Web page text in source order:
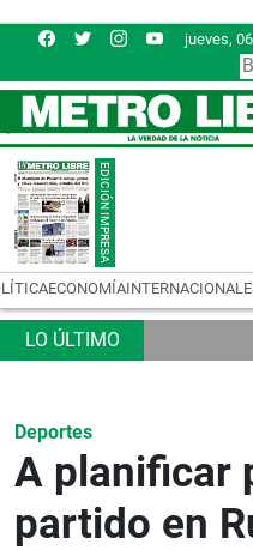
jueves,
ECONOMÍA
Deportes
A planificar
partido en